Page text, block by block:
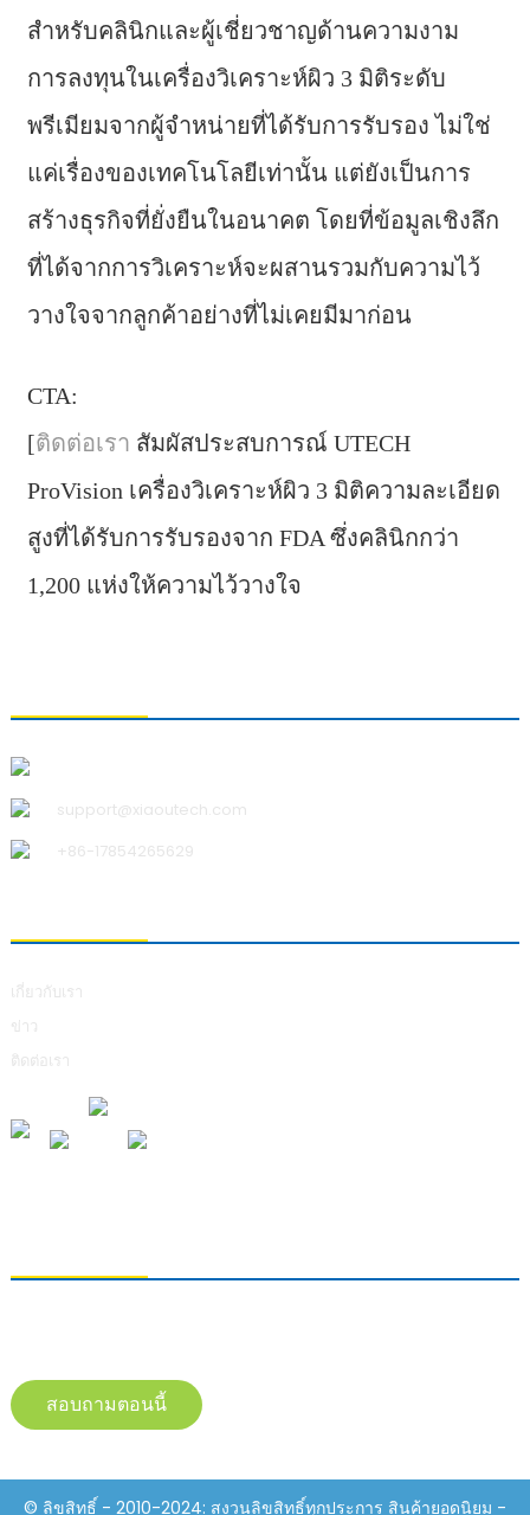
สำหรับคลินิกและผู้เชี่ยวชาญด้านความงาม
การลงทุนในเครื่องวิเคราะห์ผิว 3 มิติระดับ
พรีเมียมจากผู้จำหน่ายที่ได้รับการรับรอง ไม่ใช่
แค่เรื่องของเทคโนโลยีเท่านั้น แต่ยังเป็นการ
สร้างธุรกิจที่ยั่งยืนในอนาคต โดยที่ข้อมูลเชิงลึก
ที่ได้จากการวิเคราะห์จะผสานรวมกับความไว้
วางใจจากลูกค้าอย่างที่ไม่เคยมีมาก่อน
CTA:
[ติดต่อเรา สัมผัสประสบการณ์ UTECH
ProVision เครื่องวิเคราะห์ผิว 3 มิติความละเอียด
สูงที่ได้รับการรับรองจาก FDA ซึ่งคลินิกกว่า
1,200 แห่งให้ความไว้วางใจ
support@xiaoutech.com
+86-17854265629
เกี่ยวกับเรา
ข่าว
ติดต่อเรา
สอบถามตอนนี้
© ลิขสิทธิ์ - 2010-2024: สงวนลิขสิทธิ์ทุกประการ สินค้ายอดนิยม -